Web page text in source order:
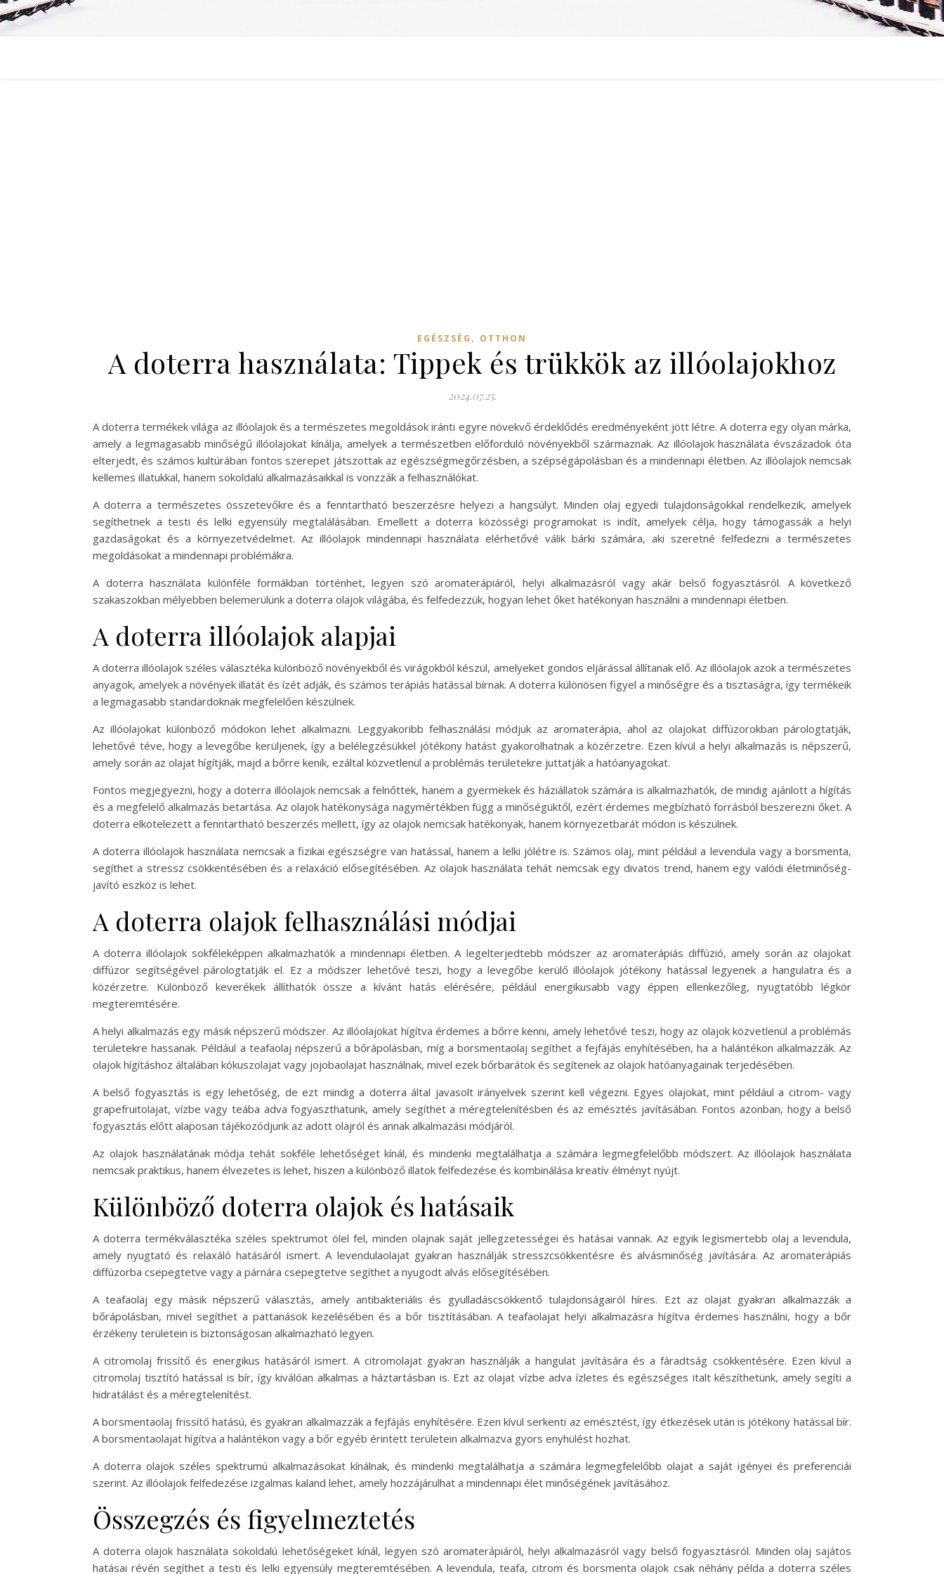
EGÉSZSÉG , OTTHON
A doterra használata: Tippek és trükkök az illóolajokhoz
2024.07.25.
A doterra termékek világa az illóolajok és a természetes megoldások iránti egyre növekvő érdeklődés eredményeként jött létre. A doterra egy olyan márka,
amely a legmagasabb minőségű illóolajokat kínálja, amelyek a természetben előforduló növényekből származnak. Az illóolajok használata évszázadok óta
elterjedt, és számos kultúrában fontos szerepet játszottak az egészségmegőrzésben, a szépségápolásban és a mindennapi életben. Az illóolajok nemcsak
kellemes illatukkal, hanem sokoldalú alkalmazásaikkal is vonzzák a felhasználókat.
A doterra a természetes összetevőkre és a fenntartható beszerzésre helyezi a hangsúlyt. Minden olaj egyedi tulajdonságokkal rendelkezik, amelyek
segíthetnek a testi és lelki egyensúly megtalálásában. Emellett a doterra közösségi programokat is indít, amelyek célja, hogy támogassák a helyi
gazdaságokat és a környezetvédelmet. Az illóolajok mindennapi használata elérhetővé válik bárki számára, aki szeretné felfedezni a természetes
megoldásokat a mindennapi problémákra.
A doterra használata különféle formákban történhet, legyen szó aromaterápiáról, helyi alkalmazásról vagy akár belső fogyasztásról. A következő
szakaszokban mélyebben belemerülünk a doterra olajok világába, és felfedezzük, hogyan lehet őket hatékonyan használni a mindennapi életben.
A doterra illóolajok alapjai
A doterra illóolajok széles választéka különböző növényekből és virágokból készül, amelyeket gondos eljárással állítanak elő. Az illóolajok azok a természetes
anyagok, amelyek a növények illatát és ízét adják, és számos terápiás hatással bírnak. A doterra különösen figyel a minőségre és a tisztaságra, így termékeik
a legmagasabb standardoknak megfelelően készülnek.
Az illóolajokat különböző módokon lehet alkalmazni. Leggyakoribb felhasználási módjuk az aromaterápia, ahol az olajokat diffúzorokban párologtatják,
lehetővé téve, hogy a levegőbe kerüljenek, így a belélegzésükkel jótékony hatást gyakorolhatnak a közérzetre. Ezen kívül a helyi alkalmazás is népszerű,
amely során az olajat hígítják, majd a bőrre kenik, ezáltal közvetlenül a problémás területekre juttatják a hatóanyagokat.
Fontos megjegyezni, hogy a doterra illóolajok nemcsak a felnőttek, hanem a gyermekek és háziállatok számára is alkalmazhatók, de mindig ajánlott a hígítás
és a megfelelő alkalmazás betartása. Az olajok hatékonysága nagymértékben függ a minőségüktől, ezért érdemes megbízható forrásból beszerezni őket. A
doterra elkötelezett a fenntartható beszerzés mellett, így az olajok nemcsak hatékonyak, hanem környezetbarát módon is készülnek.
A doterra illóolajok használata nemcsak a fizikai egészségre van hatással, hanem a lelki jólétre is. Számos olaj, mint például a levendula vagy a borsmenta,
segíthet a stressz csökkentésében és a relaxáció elősegítésében. Az olajok használata tehát nemcsak egy divatos trend, hanem egy valódi életminőség-
javító eszköz is lehet.
A doterra olajok felhasználási módjai
A doterra illóolajok sokféleképpen alkalmazhatók a mindennapi életben. A legelterjedtebb módszer az aromaterápiás diffúzió, amely során az olajokat
diffúzor segítségével párologtatják el. Ez a módszer lehetővé teszi, hogy a levegőbe kerülő illóolajok jótékony hatással legyenek a hangulatra és a
közérzetre. Különböző keverékek állíthatók össze a kívánt hatás elérésére, például energikusabb vagy éppen ellenkezőleg, nyugtatóbb légkör
megteremtésére.
A helyi alkalmazás egy másik népszerű módszer. Az illóolajokat hígítva érdemes a bőrre kenni, amely lehetővé teszi, hogy az olajok közvetlenül a problémás
területekre hassanak. Például a teafaolaj népszerű a bőrápolásban, míg a borsmentaolaj segíthet a fejfájás enyhítésében, ha a halántékon alkalmazzák. Az
olajok hígításhoz általában kókuszolajat vagy jojobaolajat használnak, mivel ezek bőrbarátok és segítenek az olajok hatóanyagainak terjedésében.
A belső fogyasztás is egy lehetőség, de ezt mindig a doterra által javasolt irányelvek szerint kell végezni. Egyes olajokat, mint például a citrom- vagy
grapefruitolajat, vízbe vagy teába adva fogyaszthatunk, amely segíthet a méregtelenítésben és az emésztés javításában. Fontos azonban, hogy a belső
fogyasztás előtt alaposan tájékozódjunk az adott olajról és annak alkalmazási módjáról.
Az olajok használatának módja tehát sokféle lehetőséget kínál, és mindenki megtalálhatja a számára legmegfelelőbb módszert. Az illóolajok használata
nemcsak praktikus, hanem élvezetes is lehet, hiszen a különböző illatok felfedezése és kombinálása kreatív élményt nyújt.
Különböző doterra olajok és hatásaik
A doterra termékválasztéka széles spektrumot ölel fel, minden olajnak saját jellegzetességei és hatásai vannak. Az egyik legismertebb olaj a levendula,
amely nyugtató és relaxáló hatásáról ismert. A levendulaolajat gyakran használják stresszcsökkentésre és alvásminőség javítására. Az aromaterápiás
diffúzorba csepegtetve vagy a párnára csepegtetve segíthet a nyugodt alvás elősegítésében.
A teafaolaj egy másik népszerű választás, amely antibakteriális és gyulladáscsökkentő tulajdonságairól híres. Ezt az olajat gyakran alkalmazzák a
bőrápolásban, mivel segíthet a pattanások kezelésében és a bőr tisztításában. A teafaolajat helyi alkalmazásra hígítva érdemes használni, hogy a bőr
érzékeny területein is biztonságosan alkalmazható legyen.
A citromolaj frissítő és energikus hatásáról ismert. A citromolajat gyakran használják a hangulat javítására és a fáradtság csökkentésére. Ezen kívül a
citromolaj tisztító hatással is bír, így kiválóan alkalmas a háztartásban is. Ezt az olajat vízbe adva ízletes és egészséges italt készíthetünk, amely segíti a
hidratálást és a méregtelenítést.
A borsmentaolaj frissítő hatású, és gyakran alkalmazzák a fejfájás enyhítésére. Ezen kívül serkenti az emésztést, így étkezések után is jótékony hatással bír.
A borsmentaolajat hígítva a halántékon vagy a bőr egyéb érintett területein alkalmazva gyors enyhülést hozhat.
A doterra olajok széles spektrumú alkalmazásokat kínálnak, és mindenki megtalálhatja a számára legmegfelelőbb olajat a saját igényei és preferenciái
szerint. Az illóolajok felfedezése izgalmas kaland lehet, amely hozzájárulhat a mindennapi élet minőségének javításához.
Összegzés és figyelmeztetés
A doterra olajok használata sokoldalú lehetőségeket kínál, legyen szó aromaterápiáról, helyi alkalmazásról vagy belső fogyasztásról. Minden olaj sajátos
hatásai révén segíthet a testi és lelki egyensúly megteremtésében. A levendula, teafa, citrom és borsmenta olajok csak néhány példa a doterra széles